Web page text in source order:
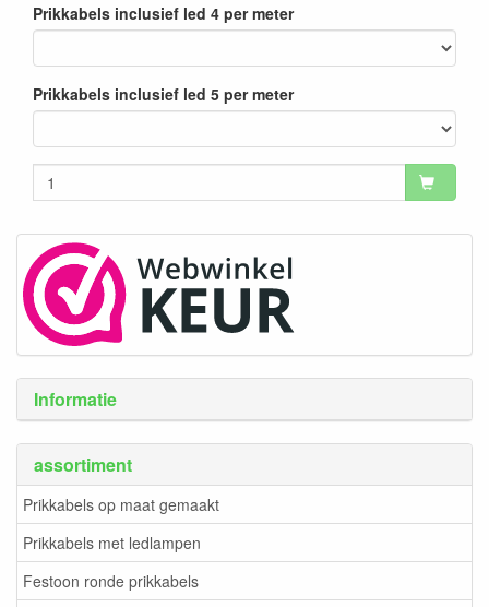
Informatie
assortiment
Prikkabels op maat gemaakt
Prikkabels met ledlampen
Festoon ronde prikkabels
Prikkabels inclusief led 4 per meter
Prikkabels inclusief led 5 per meter